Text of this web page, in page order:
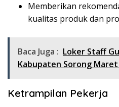
Memberikan
kualitas produk dan
Baca Juga : Loker Staff
Kabupaten Sorong
Ketrampilan Pekerja